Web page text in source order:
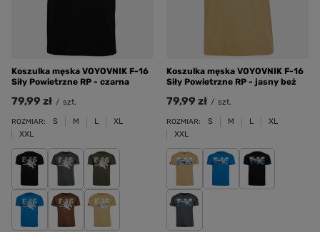
Koszulka męska VOYOVNIK F-16
Siły Powietrzne RP - czarna
79,99 zł / szt.
ROZMIAR: S M L
XL
XXL
Koszulka męska VOYOVNIK F-16
Siły Powietrzne RP - jasny beż
79,99 zł / szt.
ROZMIAR: S M L
XL
XXL